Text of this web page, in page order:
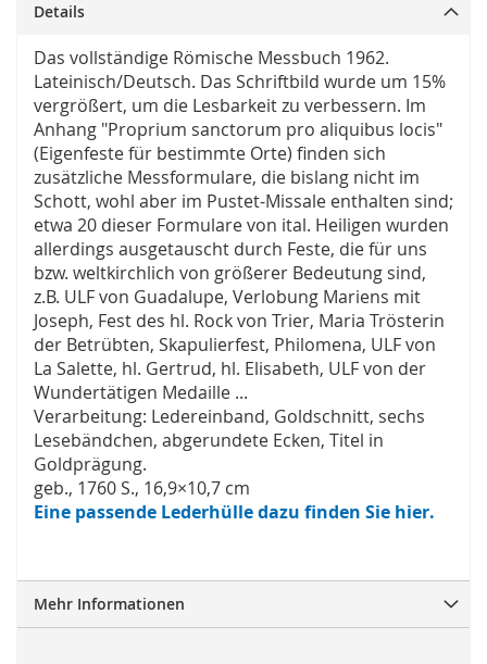
Details
Das vollständige Römische Messbuch 1962.
Lateinisch/Deutsch. Das Schriftbild wurde um 15%
vergrößert, um die Lesbarkeit zu verbessern. Im
Anhang "Proprium sanctorum pro aliquibus locis"
(Eigenfeste für bestimmte Orte) finden sich
zusätzliche Messformulare, die bislang nicht im
Schott, wohl aber im Pustet-Missale enthalten sind;
etwa 20 dieser Formulare von ital. Heiligen wurden
allerdings ausgetauscht durch Feste, die für uns
bzw. weltkirchlich von größerer Bedeutung sind,
z.B. ULF von Guadalupe, Verlobung Mariens mit
Joseph, Fest des hl. Rock von Trier, Maria Trösterin
der Betrübten, Skapulierfest, Philomena, ULF von
La Salette, hl. Gertrud, hl. Elisabeth, ULF von der
Wundertätigen Medaille ...
Verarbeitung: Ledereinband, Goldschnitt, sechs
Lesebändchen, abgerundete Ecken, Titel in
Goldprägung.
geb., 1760 S., 16,9×10,7 cm
Eine passende Lederhülle dazu finden Sie hier.
Mehr Informationen